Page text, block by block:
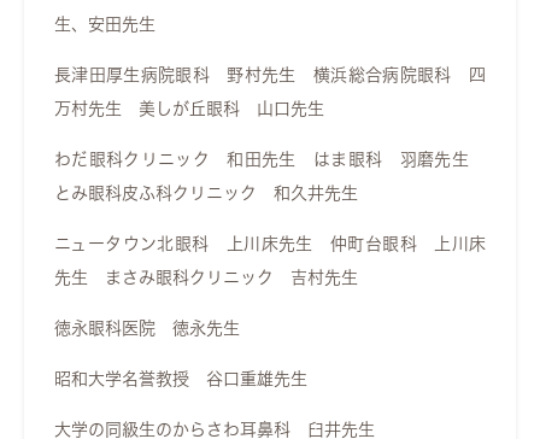
生、安田先生
長津田厚生病院眼科 野村先生 横浜総合病院眼科 四
万村先生 美しが丘眼科 山口先生
わだ眼科クリニック 和田先生 はま眼科 羽磨先生
とみ眼科皮ふ科クリニック 和久井先生
ニュータウン北眼科 上川床先生 仲町台眼科 上川床
先生 まさみ眼科クリニック 吉村先生
徳永眼科医院 徳永先生
昭和大学名誉教授 谷口重雄先生
大学の同級生のからさわ耳鼻科 臼井先生